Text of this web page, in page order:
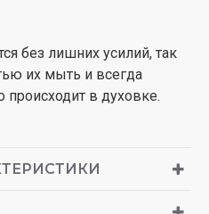
без лишних усилий, так
их мыть и всегда
происходит в духовке.